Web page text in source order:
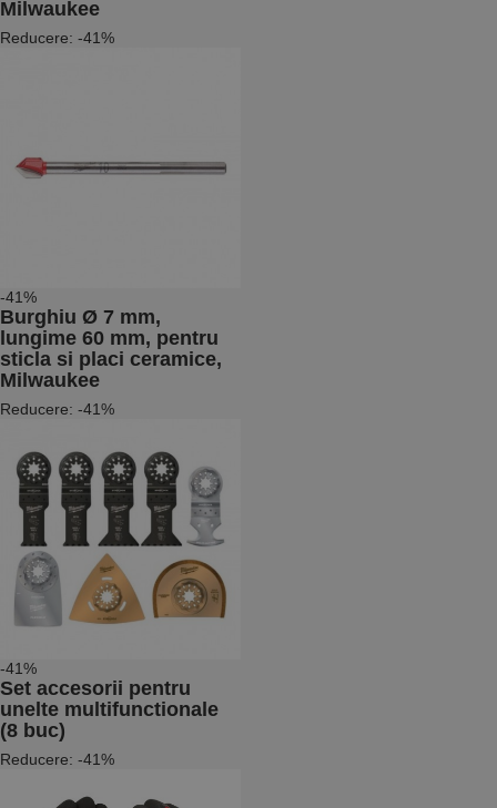
Milwaukee
Reducere: -41%
-41%
Burghiu Ø 7 mm,
lungime 60 mm, pentru
sticla si placi ceramice,
Milwaukee
Reducere: -41%
-41%
Set accesorii pentru
unelte multifunctionale
(8 buc)
Reducere: -41%